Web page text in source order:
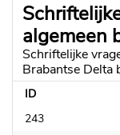
algemeen
Schriftelijke
Brabantse Delta
ID
243